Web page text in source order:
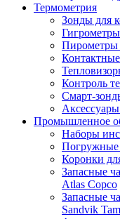
Термометрия
Зонды для
Пирометры
Контроль
Смарт-
Промышленное
Наборы
Погружные
Коронки
Запасные
Atlas Copco
Запасные
Sandvik